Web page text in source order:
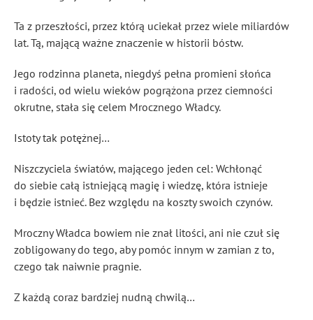
Ta z przeszłości, przez którą uciekał przez wiele miliardów
lat. Tą, mającą ważne znaczenie w historii bóstw.
Jego rodzinna planeta, niegdyś pełna promieni słońca
i radości, od wielu wieków pogrążona przez ciemności
okrutne, stała się celem Mrocznego Władcy.
Istoty tak potężnej…
Niszczyciela światów, mającego jeden cel: Wchłonąć
do siebie całą istniejącą magię i wiedzę, która istnieje
i będzie istnieć. Bez względu na koszty swoich czynów.
Mroczny Władca bowiem nie znał litości, ani nie czuł się
zobligowany do tego, aby pomóc innym w zamian z to,
czego tak naiwnie pragnie.
Z każdą coraz bardziej nudną chwilą…